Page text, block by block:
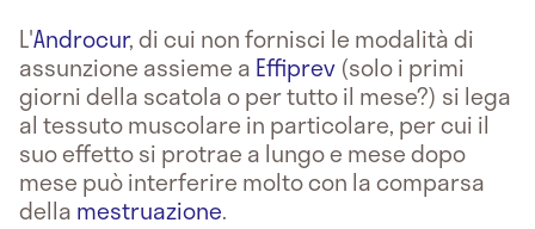
L'Androcur, di cui non fornisci le modalità di
assunzione assieme a Effiprev (solo i primi
giorni della scatola o per tutto il mese?) si lega
al tessuto muscolare in particolare, per cui il
suo effetto si protrae a lungo e mese dopo
mese può interferire molto con la comparsa
della mestruazione.